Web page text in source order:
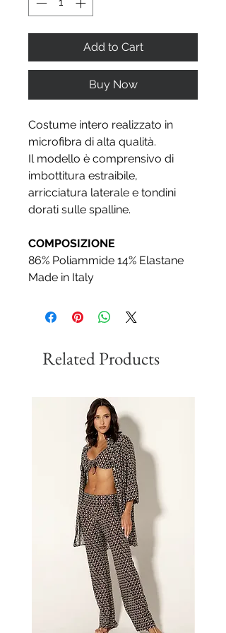
Add to Cart
Buy Now
Costume intero realizzato in
microfibra di alta qualità.
Il modello è comprensivo di
imbottitura estraibile,
arricciatura laterale e tondini
dorati sulle spalline.
COMPOSIZIONE
86% Poliammide 14% Elastane
Made in Italy
Related Products